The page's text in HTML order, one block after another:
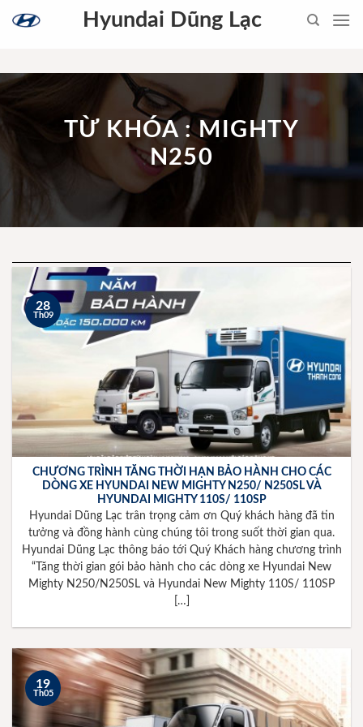
Hyundai Dũng Lạc
TỪ KHÓA : MIGHTY
N250
CHƯƠNG TRÌNH TĂNG THỜI HẠN BẢO HÀNH CHO CÁC
DÒNG XE HYUNDAI NEW MIGHTY N250/ N250SL VÀ
HYUNDAI MIGHTY 110S/ 110SP
Hyundai Dũng Lạc trân trọng cảm ơn Quý khách hàng đã tin
tưởng và đồng hành cùng chúng tôi trong suốt thời gian qua.
Hyundai Dũng Lạc thông báo tới Quý Khách hàng chương trình
“Tăng thời gian gói bảo hành cho các dòng xe Hyundai New
Mighty N250/N250SL và Hyundai New Mighty 110S/ 110SP
[…]
28
Th09
19
Th05